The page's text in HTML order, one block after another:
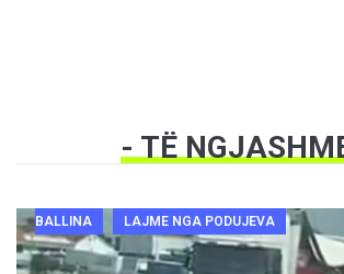
- TË
BALLINA LAJME NGA PODUJEVA